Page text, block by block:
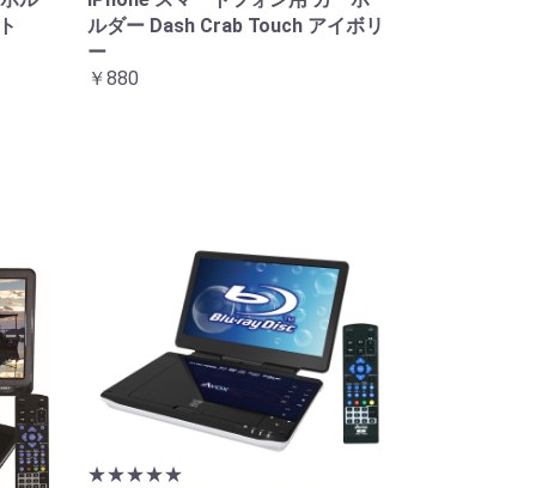
ルダー Dash Crab Touch アイボリ
ー
￥880
★★★★★